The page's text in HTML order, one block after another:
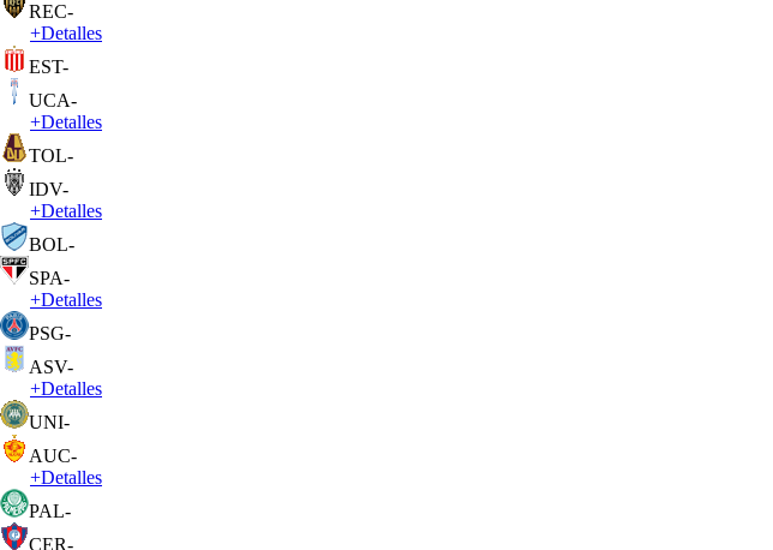
REC-
+Detalles
EST-
UCA-
+Detalles
TOL-
IDV-
+Detalles
BOL-
SPA-
+Detalles
PSG-
ASV-
+Detalles
UNI-
AUC-
+Detalles
PAL-
CER-